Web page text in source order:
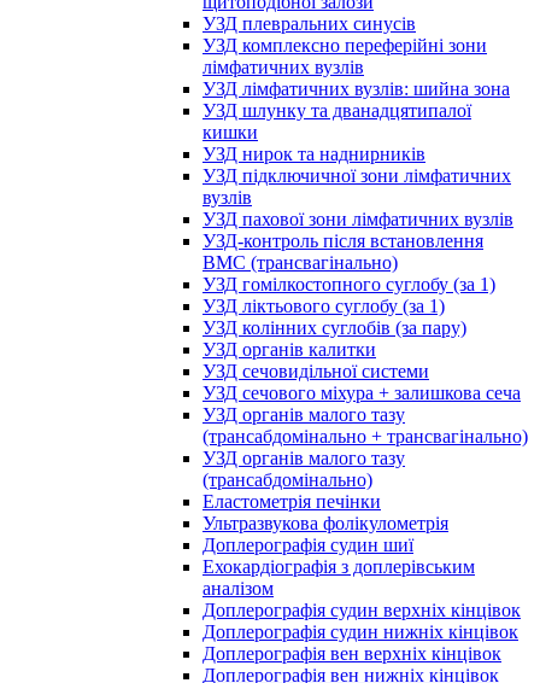
УЗД плевральних синусів
УЗД комплексно переферійні зони
лімфатичних вузлів
УЗД лімфатичних вузлів: шийна зона
УЗД шлунку та дванадцятипалої
кишки
УЗД нирок та наднирників
УЗД підключичної зони лімфатичних
вузлів
УЗД пахової зони лімфатичних вузлів
УЗД-контроль після встановлення
ВМС (трансвагінально)
УЗД гомілкостопного суглобу (за 1)
УЗД ліктьового суглобу (за 1)
УЗД колінних суглобів (за пару)
УЗД органів калитки
УЗД сечовидільної системи
УЗД сечового міхура + залишкова сеча
УЗД органів малого тазу
(трансабдомінально + трансвагінально)
УЗД органів малого тазу
(трансабдомінально)
Еластометрія печінки
Ультразвукова фолікулометрія
Доплерографія судин шиї
Ехокардіографія з доплерівським
аналізом
Доплерографія судин верхніх кінцівок
Доплерографія судин нижніх кінцівок
Доплерографія вен верхніх кінцівок
Доплерографія вен нижніх кінцівок